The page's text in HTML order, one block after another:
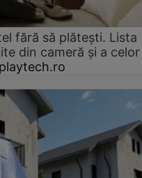
fără să plătești. Lista
din cameră și a
playtech.ro